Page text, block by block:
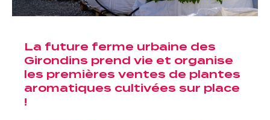
Notre vision
Notre projet d’entreprise
Notre organisation
La future ferme urbaine des
Girondins prend vie et organise
les premières ventes de plantes
aromatiques cultivées sur place
!